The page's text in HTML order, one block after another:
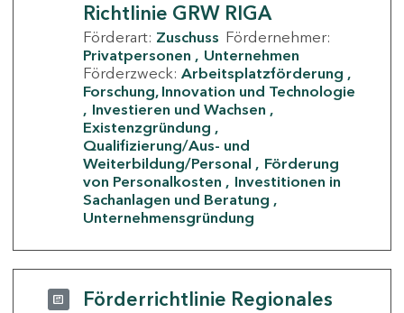
Richtlinie GRW RIGA
Förderart: Zuschuss Fördernehmer:
Privatpersonen
Unternehmen
Förderzweck: Arbeitsplatzförderung
Forschung, Innovation und Technologie
Investieren und Wachsen
Existenzgründung
Qualifizierung/Aus- und
Weiterbildung/Personal
Förderung
von Personalkosten
Investitionen in
Sachanlagen und Beratung
Unternehmensgründung
Förderrichtlinie Regionales